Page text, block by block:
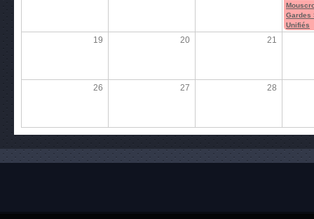
Gardes
Unifiés
19 20 21
26 27 28